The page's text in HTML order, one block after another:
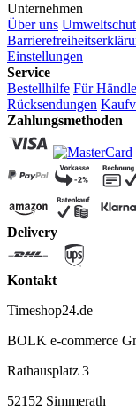
Unternehmen
Über uns
Einstellungen
Service
Bestellhilfe Für
Rücksendungen
Zahlungsmethoden
Delivery
Kontakt
Timeshop24.de
BOLK e-commerce
Rathausplatz 3
52152 Simmerath